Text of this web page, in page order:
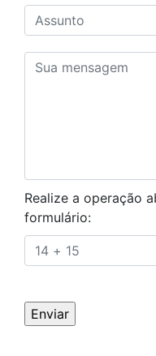
Realize a operação
formulário: